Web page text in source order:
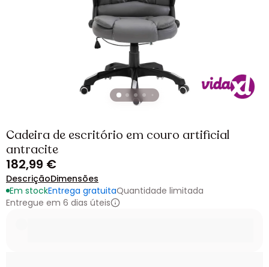
Cadeira de escritório em couro artificial
antracite
182,99 €
DescriçãoDimensões
Em stockEntrega gratuitaQuantidade limitada
Entregue em 6 dias úteis